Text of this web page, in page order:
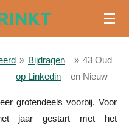
» Bijdragen
op Linkedin
» 43 Oud
en Nieuw
grotendeels voorbij. Voor
jaar gestart met het